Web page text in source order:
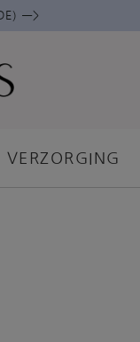
—>
VERZORGING